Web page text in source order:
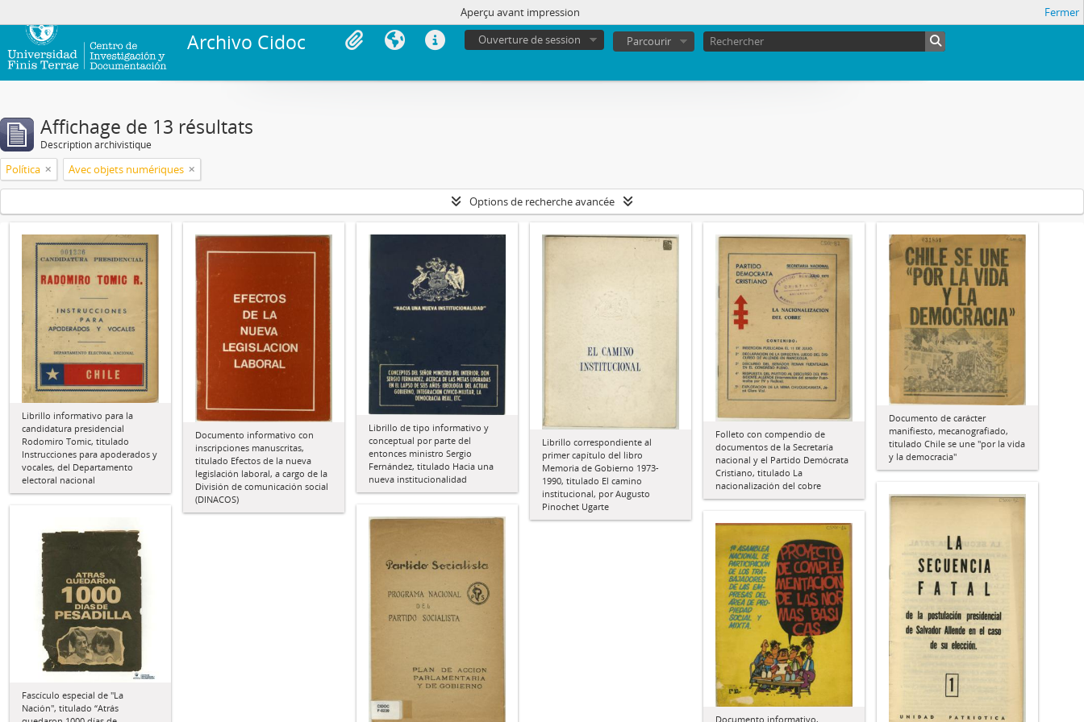
Archivo Cidoc Ouverture de session Parcourir
Aperçu avant impression Fermer
Affichage de 13 résultats
Description archivistique
Política Avec objets numériques
Options de recherche avancée
Librillo informativo para la
candidatura presidencial
Rodomiro Tomic, titulado
Instrucciones para apoderados y
vocales, del Departamento
electoral nacional
Documento informativo con
inscripciones manuscritas,
titulado Efectos de la nueva
legislación laboral, a cargo de la
División de comunicación social
(DINACOS)
Librillo de tipo informativo y
conceptual por parte del
entonces ministro Sergio
Fernández, titulado Hacia una
nueva institucionalidad
Librillo correspondiente al
primer capítulo del libro
Memoria de Gobierno 1973-
1990, titulado El camino
institucional, por Augusto
Pinochet Ugarte
Folleto con compendio de
documentos de la Secretaría
nacional y el Partido Demócrata
Cristiano, titulado La
nacionalización del cobre
Documento de carácter
manifiesto, mecanografiado,
titulado Chile se une "por la vida
y la democracia"
Fascículo especial de "La
Nación", titulado “Atrás
Documento informativo,